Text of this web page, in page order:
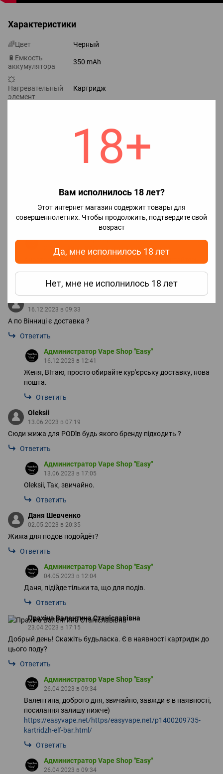
18+
Вам исполнилось 18 лет?
Этот интернет магазин содержит товары для
совершеннолетних. Чтобы продолжить, подтвердите свой
возраст
Да, мне исполнилось 18 лет
Нет, мне не исполнилось 18 лет
Характеристики
🌈Цвет
Черный
🔋Емкость
аккумулятора
350 mAh
💥
Нагревательный
элемент
Картридж
Elf Bar
рекомендую цей магазин ❤️
Ответить
Администратор Vape Shop "Easy"
28.12.2024 в 12:13
Анастасія, дякуємо за зворотній зв'язок, звертайтесь ще,
Ответить
16.12.2023 в 09:33
А по Вінниці є доставка ?
Ответить
Администратор Vape Shop "Easy"
16.12.2023 в 12:41
Женя, ВІтаю, просто обирайте кур'єрську доставку, нова
пошта.
Ответить
Oleksii
13.06.2023 в 07:19
Сюди жижа для PODїв будь якого бренду підходить ?
Ответить
Администратор Vape Shop "Easy"
13.06.2023 в 17:05
Oleksii, Так, звичайно.
Ответить
Даня Шевченко
02.05.2023 в 20:35
Жижа для подов подойдёт?
Ответить
Администратор Vape Shop "Easy"
04.05.2023 в 12:04
Даня, підійде тільки та, що для подів.
Ответить
Прахіна Валентина Станіславівна
23.04.2023 в 17:15
Добрый день! Скажіть будьласка. Є в наявності картридж до
цього поду?
Ответить
Администратор Vape Shop "Easy"
26.04.2023 в 09:34
Валентина, доброго дня, звичайно, завжди є в наявності,
посилання залишу нижче)
https://easyvape.net/https/easyvape.net/p1400209735-
kartridzh-elf-bar.html/
Ответить
Администратор Vape Shop "Easy"
26.04.2023 в 09:34